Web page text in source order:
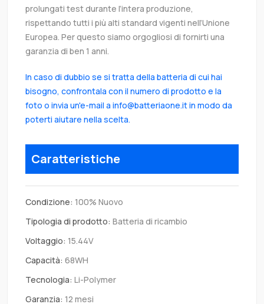
prolungati test durante l’intera produzione,
rispettando tutti i più alti standard vigenti nell’Unione
Europea. Per questo siamo orgogliosi di fornirti una
garanzia di ben 1 anni.
In caso di dubbio se si tratta della batteria di cui hai
bisogno, confrontala con il numero di prodotto e la
foto o invia un'e-mail a info@batteriaone.it in modo da
poterti aiutare nella scelta.
Caratteristiche
Condizione: 100% Nuovo
Tipologia di prodotto: Batteria di ricambio
Voltaggio: 15.44V
Capacità: 68WH
Tecnologia: Li-Polymer
Garanzia: 12 mesi